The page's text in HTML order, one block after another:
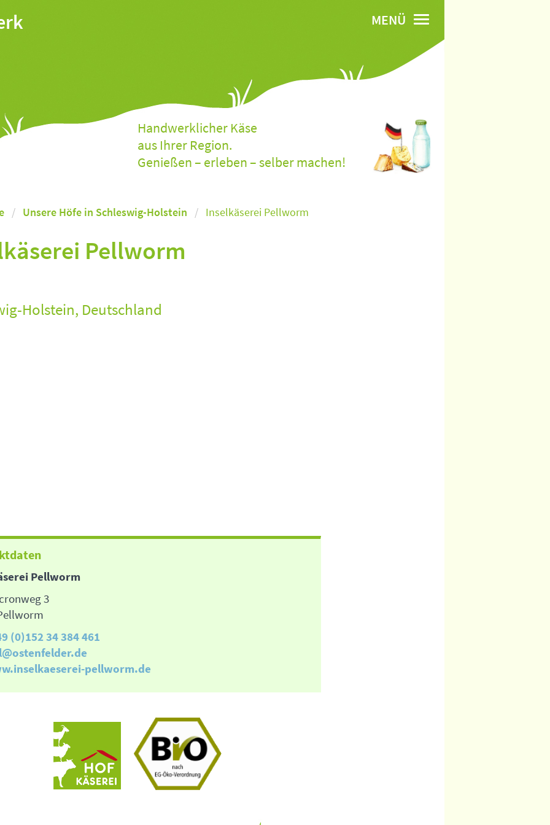
MENÜ
Handwerklicher Käse
aus Ihrer Region.
Genießen – erleben – selber machen!
Unsere Höfe in Schleswig-Holstein Inselkäserei Pellworm
Pellworm
Holstein, Deutschland
Pellworm
3
(0)152 34 384 461
pellworm.de